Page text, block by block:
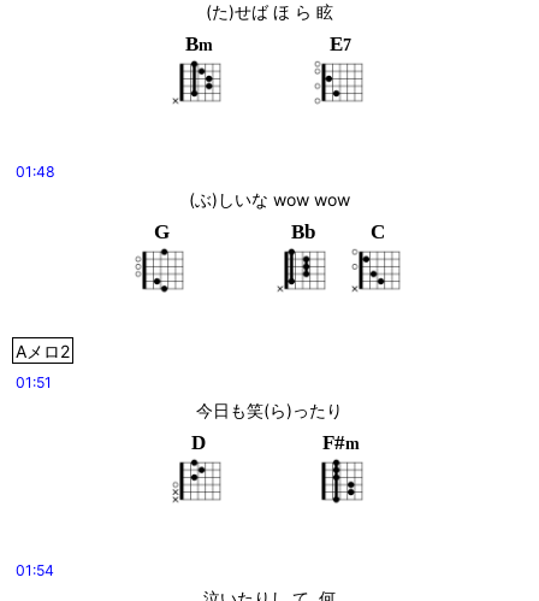
(た)せば ほ ら 眩
Bm E7
01:48
(ぶ)しいな wow wow
G Bb C
Aメロ2
01:51
今日も笑(ら)ったり
D F#m
01:54